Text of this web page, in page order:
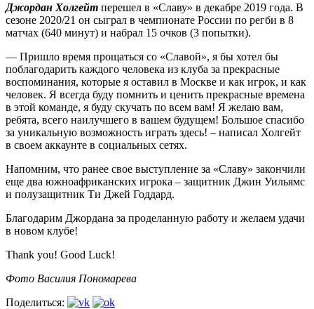
Джордан Холгейт перешел в «Славу» в декабре 2019 года. В
сезоне 2020/21 он сыграл в чемпионате России по регби в 8
матчах (640 минут) и набрал 15 очков (3 попытки).
— Пришло время прощаться со «Славой», я бы хотел бы
поблагодарить каждого человека из клуба за прекрасные
воспоминания, которые я оставил в Москве и как игрок, и как
человек. Я всегда буду помнить и ценить прекрасные времена
в этой команде, я буду скучать по всем вам! Я желаю вам,
ребята, всего наилучшего в вашем будущем! Большое спасибо
за уникальную возможность играть здесь! – написал Холгейт
в своем аккаунте в социальных сетях.
Напомним, что ранее свое выступление за «Славу» закончили
еще два южноафриканских игрока – защитник Джин Уильямс
и полузащитник Ти Джей Годдард.
Благодарим Джордана за проделанную работу и желаем удачи
в новом клубе!
Thank you! Good Luck!
Фото Василия Пономарева
Поделиться: